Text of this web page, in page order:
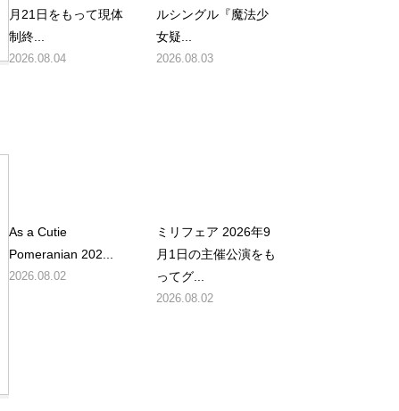
月21日をもって現体
制終...
2026.08.04
ルシングル『魔法少
女疑...
2026.08.03
As a Cutie
Pomeranian 202...
2026.08.02
ミリフェア 2026年9
月1日の主催公演をも
ってグ...
2026.08.02